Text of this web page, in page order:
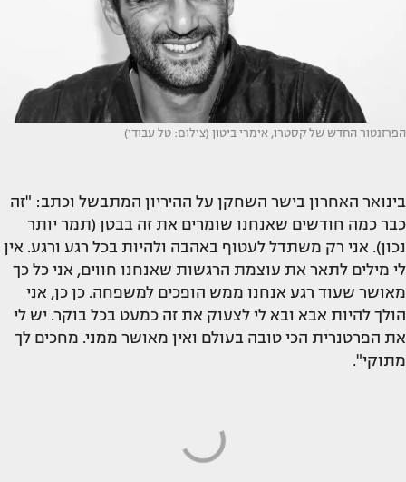
הפרזנטור החדש של קסטרו, אימרי ביטון (צילום: טל עבודי)
בינואר האחרון בישר השחקן על ההיריון המתבשל וכתב: "זה
כבר כמה חודשים שאנחנו שומרים את זה בבטן (תמר יותר
נכון). אני רק משתדל לעטוף באהבה ולהיות בכל רגע ורגע. אין
לי מילים לתאר את עוצמת הרגשות שאנחנו חווים, אני כל כך
מאושר שעוד רגע אנחנו ממש הופכים למשפחה. כן כן, אני
הולך להיות אבא ובא לי לצעוק את זה כמעט בכל בוקר. יש לי
את הפרטנרית הכי טובה בעולם ואין מאושר ממני. מחכים לך
מתוקי".